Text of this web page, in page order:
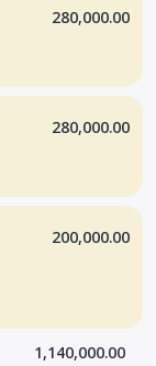
280,000.00
280,000.00
200,000.00
1,140,000.00